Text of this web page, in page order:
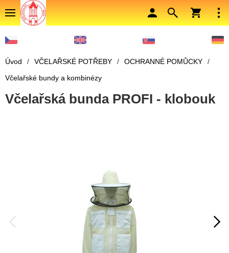
Úvod / VČELAŘSKÉ POTŘEBY / OCHRANNÉ POMŮCKY
/
Včelařské bundy a kombinézy
Včelařská bunda PROFI - klobouk